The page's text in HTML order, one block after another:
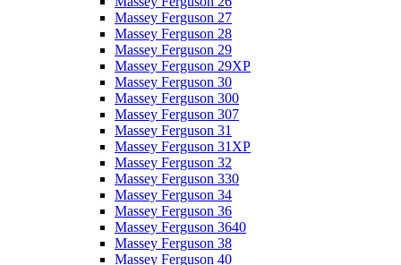
Massey Ferguson 27
Massey Ferguson 28
Massey Ferguson 29
Massey Ferguson 29XP
Massey Ferguson 30
Massey Ferguson 300
Massey Ferguson 307
Massey Ferguson 31
Massey Ferguson 31XP
Massey Ferguson 32
Massey Ferguson 330
Massey Ferguson 34
Massey Ferguson 36
Massey Ferguson 3640
Massey Ferguson 38
Massey Ferguson 40